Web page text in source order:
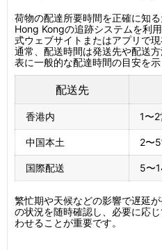
荷物の配達所要時間を正確に知
Hong Kongの追跡システムを利
式ウェブサイトまたはアプリで
通常、配送時間は発送先や配送
表に一般的な配達時間の目安を示
配送先
香港内 1〜2
中国本土 2〜
国際配送 5〜
繁忙期や天候などの影響で遅延
の状況を随時確認し、必要に応
わせることが重要です。